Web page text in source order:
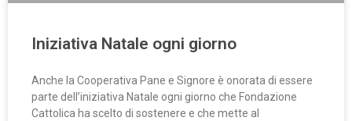
Iniziativa Natale ogni giorno
Anche la Cooperativa Pane e Signore è onorata di essere
parte dell’iniziativa Natale ogni giorno che Fondazione
Cattolica ha scelto di sostenere e che mette al